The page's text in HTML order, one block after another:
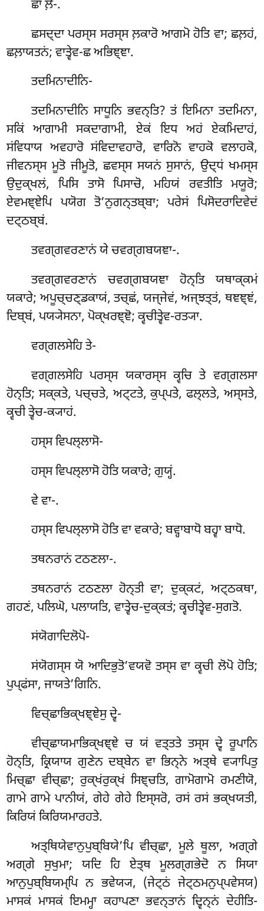
ਛਾ ਲ਼ੋ-.
ਛਸਦ੍ਦਾ ਪਰਸ੍ਸ ਸਰਸ੍ਸ ਲ਼ਕਾਰੋ ਆਗਮੋ ਹੋਤਿ ਵਾ; ਛਲ਼ਹਂ,
ਛਲ਼ਾਯਤਨਂ; ਵਾਤ੍ਵੇਵ-ਛ ਅਭਿਞ੍ਞਾ.
ਤਦਮਿਨਾਦੀਨਿ-
ਤਦਮਿਨਾਦੀਨਿ ਸਾਧੂਨਿ ਭਵਨ੍ਤਿ? ਤਂ ਇਮਿਨਾ ਤਦਮਿਨਾ,
ਸਕਿਂ ਆਗਾਮੀ ਸਕਦਾਗਾਮੀ, ਏਕਂ ਇਧ ਅਹਂ ਏਕਮਿਦਾਹਂ,
ਸਂਵਿਧਾਯ ਅਵਹਾਰੋ ਸਂਵਿਦਾਵਹਾਰੋ, ਵਾਰਿਨੋ ਵਾਹਕੋ ਵਲਾਹਕੋ,
ਜੀਵਨਸ੍ਸ ਮੂਤੋ ਜੀਮੂਤੋ, ਛਵਸ੍ਸ ਸਯਨਂ ਸੁਸਾਨਂ, ਉਦ੍ਧਂ ਖਮਸ੍ਸ
ਉਦੁਕ੍ਖਲਂ, ਪਿਸਿ ਤਾਸੋ ਪਿਸਾਚੋ, ਮਹਿਯਂ ਰਵਤੀਤਿ ਮਯੂਰੋ;
ਏਵਮਞ੍ਞੇਪਿ ਪਯੋਗ ਤੋ’ਨੁਗਨ੍ਤਬ੍ਬਾ; ਪਰੇਸਂ ਪਿਸੋਦਰਾਦਿਵੇਦਂ
ਦਟ੍ਠਬ੍ਬਂ.
ਤਵਗ੍ਗਵਰਣਾਨਂਯੇ ਚਵਗ੍ਗਬਯਞਾ-.
ਤਵਗ੍ਗਵਰਣਾਨਂ ਚਵਗ੍ਗਬਯਞਾ ਹੋਨ੍ਤਿ ਯਥਾਕ੍ਕਮਂ
ਯਕਾਰੇ; ਅਪੂਚ੍ਚਣ੍ਡਕਾਯਂ, ਤਚ੍ਛਂ, ਯਜ੍ਜੇਵਂ, ਅਜ੍ਝਤ੍ਤਂ, ਥਞਞ੍ਞਂ,
ਦਿਬ੍ਬਂ, ਪਯ੍ਯੇਸਨਾ, ਪੋਕ੍ਖਰਞ੍ਞੋ; ਕ੍ਵਚੀਤ੍ਵੇਵ-ਰਤ੍ਯਾ.
ਵਗ੍ਗਲਸੇਹਿਤੇ-
ਵਗ੍ਗਲਸੇਹਿ ਪਰਸ੍ਸ ਯਕਾਰਸ੍ਸ ਕ੍ਵਚਿ ਤੇ ਵਗ੍ਗਲਸਾ
ਹੋਨ੍ਤਿ; ਸਕ੍ਕਤੇ, ਪਚ੍ਚਤੇ, ਅਟ੍ਟਤੇ, ਕੁਪ੍ਪਤੇ, ਫਲ੍ਲਤੇ, ਅਸ੍ਸਤੇ,
ਕ੍ਵਚੀ ਤ੍ਵੇਚ-ਕ੍ਯਾਹਂ.
ਹਸ੍ਸ ਵਿਪਲ੍ਲਾਸੋ-
ਹਸ੍ਸ ਵਿਪਲ੍ਲਾਸੋ ਹੋਤਿ ਯਕਾਰੇ; ਗੁਯ੍ਹਂ.
ਵੇ ਵਾ-.
ਹਸ੍ਸ ਵਿਪਲ੍ਲਾਸੋ ਹੋਤਿ ਵਾ ਵਕਾਰੇ; ਬਵ੍ਹਾਬਾਧੋ ਬਹ੍ਵਾ ਬਾਧੋ.
ਤਥਨਰਾਨਂਟਠਣਲਾ-.
ਤਥਨਰਾਨਂ ਟਠਣਲਾ ਹੋਨ੍ਤੀ ਵਾ; ਦੁਕ੍ਕਟਂ, ਅਟ੍ਠਕਥਾ,
ਗਹਣਂ, ਪਲਿਘੋ, ਪਲਾਯਤਿ, ਵਾਤ੍ਵੇਚ-ਦੁਕ੍ਕਤਂ; ਕ੍ਵਚੀਤ੍ਵੇਵ-ਸੁਗਤੋ.
ਸਂਯੋਗਾਦਿਲੋਪੋ-
ਸਂਯੋਗਸ੍ਸ ਯੋ ਆਦਿਭੁਤੋ’ਵਯਵੋ ਤਸ੍ਸ ਵਾ ਕ੍ਵਚੀ ਲੋਪੋ ਹੋਤਿ;
ਪੁਪ੍ਫਂਸਾ, ਜਾਯਤੇ’ਗਿਨਿ.
ਵਿਚ੍ਛਾਭਿਕ੍ਖਞ੍ਞੇਸੁ ਦ੍ਵੇ-
ਵੀਚ੍ਛਾਯਮਾਭਿਕ੍ਖਞ੍ਞੇ ਚ ਯਂ ਵਤ੍ਤਤੇ ਤਸ੍ਸ ਦ੍ਵੇ ਰੂਪਾਨਿ
ਹੋਨ੍ਤਿ, ਕ੍ਰਿਯਾਯ ਗੁਣੇਨ ਦਬ੍ਬੇਨ ਵਾ ਭਿਨ੍ਨੇ ਅਤ੍ਥੇ ਵ੍ਯਾਪਿਤੁ
ਮਿਚ੍ਛਾ ਵੀਚ੍ਛਾ; ਰੁਕ੍ਖਂਰੁਕ੍ਖਂ ਸਿਞ੍ਚਤਿ, ਗਾਮੋਗਾਮੋ ਰਮਣੀਯੋ,
ਗਾਮੇ ਗਾਮੇ ਪਾਨੀਯਂ, ਗੇਹੇ ਗੇਹੇ ਇਸ੍ਸਰੋ, ਰਸਂ ਰਸਂ ਭਕ੍ਖਯਤੀ,
ਕਿਰਿਯਂ ਕਿਰਿਯਮਾਰਹਤੇ.
ਅਤ੍ਥਿਯੇਵਾਨੁਪੁਬ੍ਬਿਯੇ’ਪਿਵੀਚ੍ਛਾ, ਮੂਲੇ ਥੂਲਾ, ਅਗ੍ਗੇ
ਅਗ੍ਗੇ ਸੁਖੁਮਾ; ਯਦਿ ਹਿ ਏਤ੍ਥ ਮੂਲਗ੍ਗਭੇਦੋ ਨ ਸਿਯਾ
ਆਨੁਪੁਬ੍ਬਿਯਮ੍ਪਿ ਨ ਭਵੇਯ੍ਯ, (ਜੇਟ੍ਠਂ ਜੇਟ੍ਠਮਨੁਪ੍ਪਵੇਸਯ)
ਮਾਸਕਂ ਮਾਸਕਂ ਇਮਮ੍ਹਾ ਕਹਾਪਣਾ ਭਵਨ੍ਤਾਨਂ ਦ੍ਵਿਨ੍ਨਂ ਦੇਹੀਤਿ-